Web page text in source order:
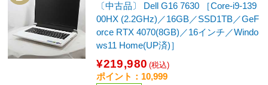
〔中古品〕 Dell G16 7630 ［Core-i9-139
00HX (2.2GHz)／16GB／SSD1TB／GeF
orce RTX 4070(8GB)／16インチ／Windo
ws11 Home(UP済)］
¥219,980 (税込)
ポイント：10,999